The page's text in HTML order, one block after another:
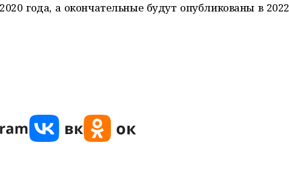
года, а окончательные будут опубликованы в 2022